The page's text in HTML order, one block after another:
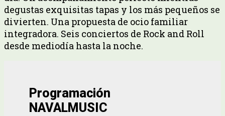
degustas exquisitas tapas y los más pequeños se
divierten. Una propuesta de ocio familiar
integradora. Seis conciertos de Rock and Roll
desde mediodía hasta la noche.
Programación
NAVALMUSIC